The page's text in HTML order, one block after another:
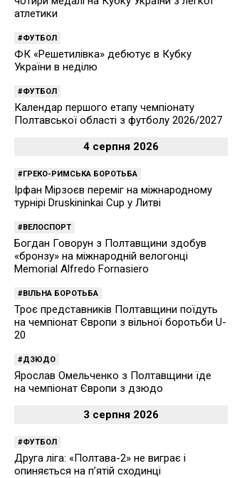
атлетики
ФУТБОЛ
ФК «Решетилівка» дебютує в Кубку
України в неділю
ФУТБОЛ
Календар першого етапу чемпіонату
Полтавської області з футболу 2026/2027
4 серпня 2026
ГРЕКО-РИМСЬКА БОРОТЬБА
Ірфан Мірзоєв переміг на міжнародному
турнірі Druskininkai Cup у Литві
ВЕЛОСПОРТ
Богдан Говорун з Полтавщини здобув
«бронзу» на міжнародній велогонці
Memorial Alfredo Fornasiero
ВІЛЬНА БОРОТЬБА
Троє представників Полтавщини поїдуть
на чемпіонат Європи з вільної боротьби U-
20
ДЗЮДО
Ярослав Омельченко з Полтавщини їде
на чемпіонат Європи з дзюдо
3 серпня 2026
ФУТБОЛ
Друга ліга: «Полтава-2» не виграє і
опиняється на п’ятій сходинці